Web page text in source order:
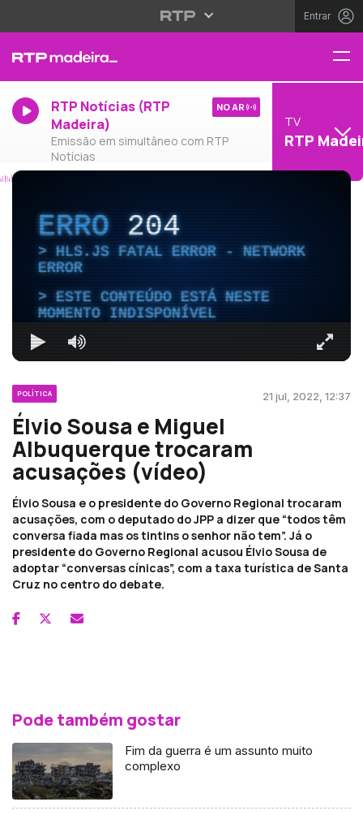
Entrar
RTP Notícias (RTP
Madeira)
Emissão em simultâneo com RTP
Notícias
NO AR
TV
RTP
ERRO204
HLS.JS FATAL ERROR - NETWORK
ERROR
ESTE CONTEÚDO ESTÁ NESTE
MOMENTO INDISPONÍVEL
POLÍTICA 21 jul, 2022, 12:37
Élvio Sousa e Miguel
Albuquerque trocaram
acusações (vídeo)
Élvio Sousa e o presidente do Governo Regional trocaram
acusações, com o deputado do JPP a dizer que “todos têm
conversa fiada mas os tintins o senhor não tem”. Já o
presidente do Governo Regional acusou Élvio Sousa de
adoptar “conversas cínicas”, com a taxa turística de Santa
Cruz no centro do debate.
Pode também gostar
Fim da guerra é um assunto muito
complexo